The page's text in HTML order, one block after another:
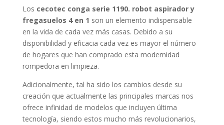
Los cecotec conga serie 1190. robot aspirador y
fregasuelos 4 en 1 son un elemento indispensable
en la vida de cada vez más casas. Debido a su
disponibilidad y eficacia cada vez es mayor el número
de hogares que han comprado esta modernidad
rompedora en limpieza.
Adicionalmente, tal ha sido los cambios desde su
creación que actualmente las principales marcas nos
ofrece infinidad de modelos que incluyen última
tecnología, siendo estos mucho más revolucionarios,